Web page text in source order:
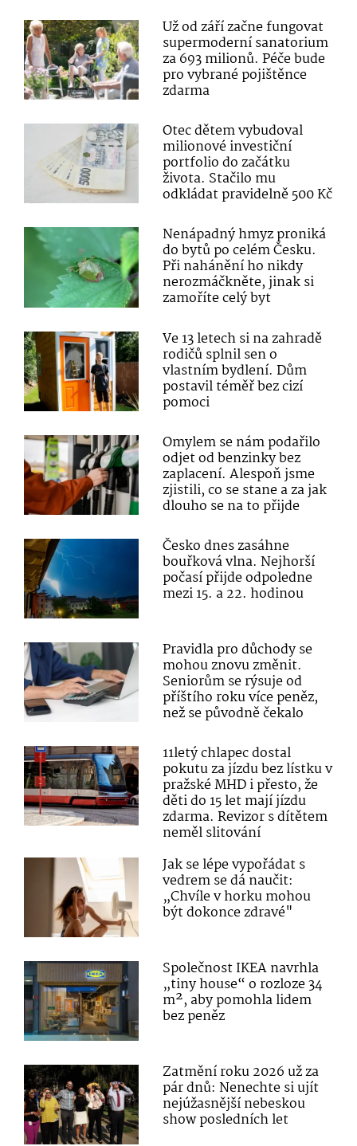
Už od září začne fungovat
supermoderní sanatorium
za 693 milionů. Péče bude
pro vybrané pojištěnce
zdarma
Otec dětem vybudoval
milionové investiční
portfolio do začátku
života. Stačilo mu
odkládat pravidelně 500 Kč
Nenápadný hmyz proniká
do bytů po celém Česku.
Při nahánění ho nikdy
nerozmáčkněte, jinak si
zamoříte celý byt
Ve 13 letech si na zahradě
rodičů splnil sen o
vlastním bydlení. Dům
postavil téměř bez cizí
pomoci
Omylem se nám podařilo
odjet od benzinky bez
zaplacení. Alespoň jsme
zjistili, co se stane a za jak
dlouho se na to přijde
Česko dnes zasáhne
bouřková vlna. Nejhorší
počasí přijde odpoledne
mezi 15. a 22. hodinou
Pravidla pro důchody se
mohou znovu změnit.
Seniorům se rýsuje od
příštího roku více peněz,
než se původně čekalo
11letý chlapec dostal
pokutu za jízdu bez lístku v
pražské MHD i přesto, že
děti do 15 let mají jízdu
zdarma. Revizor s dítětem
neměl slitování
Jak se lépe vypořádat s
vedrem se dá naučit:
„Chvíle v horku mohou
být dokonce zdravé"
Společnost IKEA navrhla
„tiny house“ o rozloze 34
m², aby pomohla lidem
bez peněz
Zatmění roku 2026 už za
pár dnů: Nenechte si ujít
nejúžasnější nebeskou
show posledních let